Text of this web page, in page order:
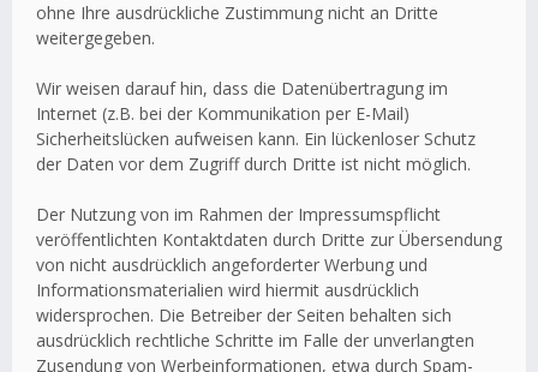
ohne Ihre ausdrückliche Zustimmung nicht an Dritte
weitergegeben.
Wir weisen darauf hin, dass die Datenübertragung im
Internet (z.B. bei der Kommunikation per E-Mail)
Sicherheitslücken aufweisen kann. Ein lückenloser Schutz
der Daten vor dem Zugriff durch Dritte ist nicht möglich.
Der Nutzung von im Rahmen der Impressumspflicht
veröffentlichten Kontaktdaten durch Dritte zur Übersendung
von nicht ausdrücklich angeforderter Werbung und
Informationsmaterialien wird hiermit ausdrücklich
widersprochen. Die Betreiber der Seiten behalten sich
ausdrücklich rechtliche Schritte im Falle der unverlangten
Zusendung von Werbeinformationen, etwa durch Spam-